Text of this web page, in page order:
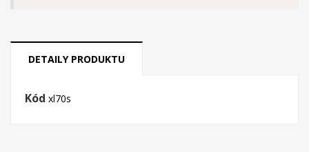
DETAILY PRODUKTU
Kód xl70s